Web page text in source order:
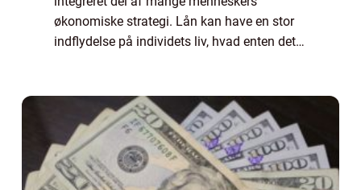
økonomiske strategi. Lån kan have en stor
indflydelse på individets liv, hvad enten det